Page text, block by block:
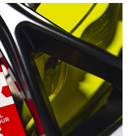
Gewicht und hohe
Die charakteristische
azurro-blaue Isolierung
Bedienkomfort und ein
Premium-Design.
von 50cm (20 Zoll) und
15° Biegewinkel
die Lanze ideal für
Radkästen, Schweller
erreichbare Bereiche.
Hochdrucklanze der MTM
Serie Gefertigt aus